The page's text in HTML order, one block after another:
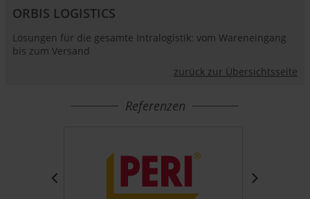
ORBIS LOGISTICS
Lösungen für die gesamte Intralogistik: vom Wareneingang
bis zum Versand
zurück zur Übersichtsseite
Referenzen